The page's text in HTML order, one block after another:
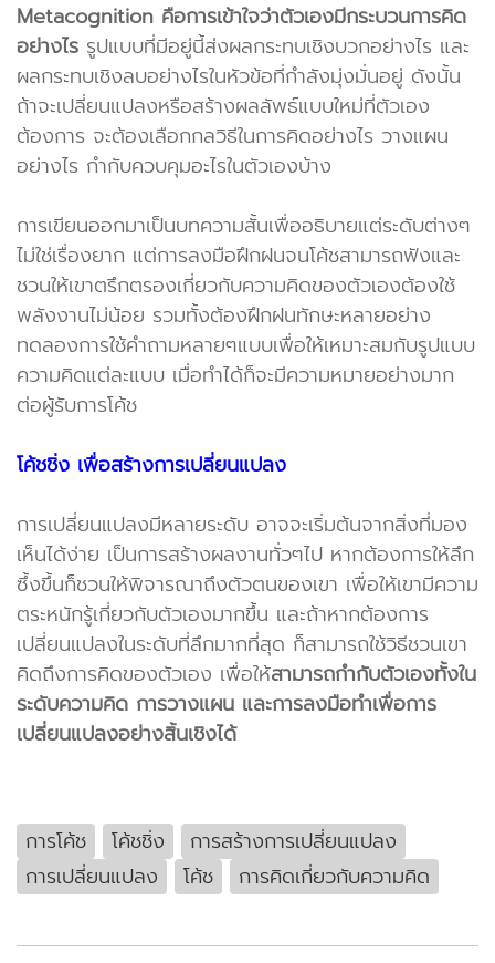
Metacognition คือการเข้าใจว่าตัวเองมีกระบวนการคิด
อย่างไร รูปแบบที่มีอยู่นี้ส่งผลกระทบเชิงบวกอย่างไร และ
ผลกระทบเชิงลบอย่างไรในหัวข้อที่กำลังมุ่งมั่นอยู่ ดังนั้น
ถ้าจะเปลี่ยนแปลงหรือสร้างผลลัพธ์แบบใหม่ที่ตัวเอง
ต้องการ จะต้องเลือกกลวิธีในการคิดอย่างไร วางแผน
อย่างไร กำกับควบคุมอะไรในตัวเองบ้าง
การเขียนออกมาเป็นบทความสั้นเพื่ออธิบายแต่ระดับต่างๆ
ไม่ใช่เรื่องยาก แต่การลงมือฝึกฝนจนโค้ชสามารถฟังและ
ชวนให้เขาตรึกตรองเกี่ยวกับความคิดของตัวเองต้องใช้
พลังงานไม่น้อย รวมทั้งต้องฝึกฝนทักษะหลายอย่าง
ทดลองการใช้คำถามหลายๆแบบเพื่อให้เหมาะสมกับรูปแบบ
ความคิดแต่ละแบบ เมื่อทำได้ก็จะมีความหมายอย่างมาก
ต่อผู้รับการโค้ช
โค้ชชิ่ง เพื่อสร้างการเปลี่ยนแปลง
การเปลี่ยนแปลงมีหลายระดับ อาจจะเริ่มต้นจากสิ่งที่มอง
เห็นได้ง่าย เป็นการสร้างผลงานทั่วๆไป หากต้องการให้ลึก
ซึ้งขึ้นก็ชวนให้พิจารณาถึงตัวตนของเขา เพื่อให้เขามีความ
ตระหนักรู้เกี่ยวกับตัวเองมากขึ้น และถ้าหากต้องการ
เปลี่ยนแปลงในระดับที่ลึกมากที่สุด ก็สามารถใช้วิธีชวนเขา
คิดถึงการคิดของตัวเอง เพื่อให้สามารถกำกับตัวเองทั้งใน
ระดับความคิด การวางแผน และการลงมือทำเพื่อการ
เปลี่ยนแปลงอย่างสิ้นเชิงได้
การโค้ช โค้ชชิ่ง
การสร้างการเปลี่ยนแปลง
การเปลี่ยนแปลง
โค้ช การคิดเกี่ยวกับความคิด